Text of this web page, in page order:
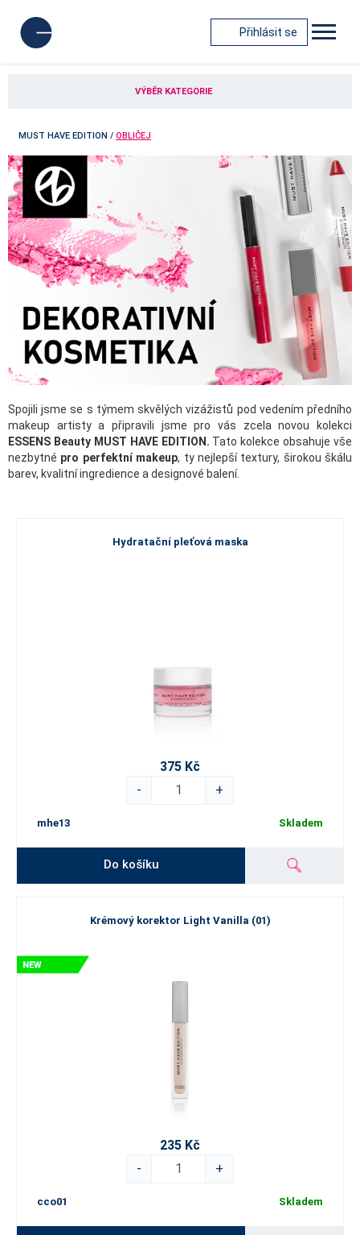
Přihlásit se
VÝBĚR KATEGORIE
MUST HAVE EDITION / OBLIČEJ
Spojili jsme se s týmem skvělých vizážistů pod vedením předního
makeup artisty a připravili jsme pro vás zcela novou kolekci
ESSENS Beauty MUST HAVE EDITION. Tato kolekce obsahuje vše
nezbytné pro perfektní makeup, ty nejlepší textury, širokou škálu
barev, kvalitní ingredience a designové balení.
Hydratační pleťová maska
375 Kč
-
+
mhe13 Skladem
Do košíku
Krémový korektor Light Vanilla (01)
235 Kč
-
+
cco01 Skladem